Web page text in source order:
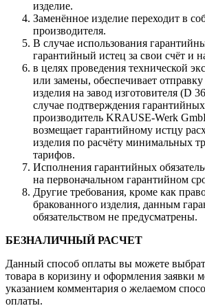
изделие.
Заменённое изделие переходит в
производителя.
В случае использования
гарантийный истец за свои счёт и
в целях проведения технической
или замены, обеспечивает
изделия на завод изготовителя (D
случае подтверждения гарантийных
производитель KRAUSE-Werk
возмещает гарантийному истцу
изделия по расчёту минимальных
тарифов.
Исполнения гарантийных
на первоначальном гарантийном
Другие требования, кроме как
бракованного изделия, данным
обязательством не предусматрены.
БЕЗНАЛИЧНЫЙ РАСЧЕТ
Данный способ оплаты вы можете
товара в коризину и оформления заявки
указанием комментария о желаемом
оплаты.